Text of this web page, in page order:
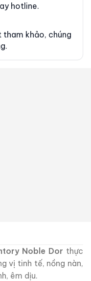
hotline.
khảo, chúng
Noble Dor thực
vị tinh tế, nồng nàn,
êm dịu.